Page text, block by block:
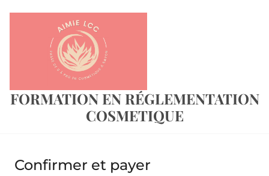
FORMATION EN RÉGLEMENTATION
COSMETIQUE
Confirmer et payer